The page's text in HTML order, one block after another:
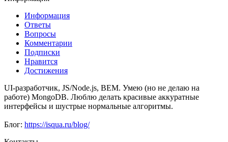
Информация
Ответы
Вопросы
Комментарии
Подписки
Нравится
Достижения
UI-разработчик, JS/Node.js, BEM. Умею (но не делаю на
работе) MongoDB. Люблю делать красивые аккуратные
интерфейсы и шустрые нормальные алгоритмы.
Блог: https://isqua.ru/blog/